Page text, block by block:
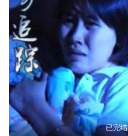
已完结